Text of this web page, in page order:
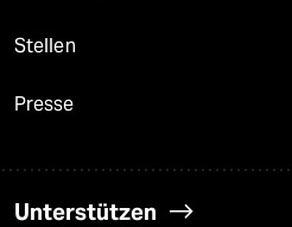
Stellen
Presse
Unterstützen